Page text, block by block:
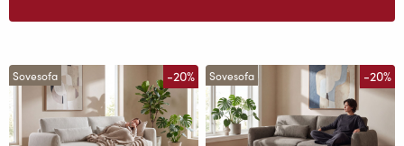
Sovesofa -20% Sovesofa -20%